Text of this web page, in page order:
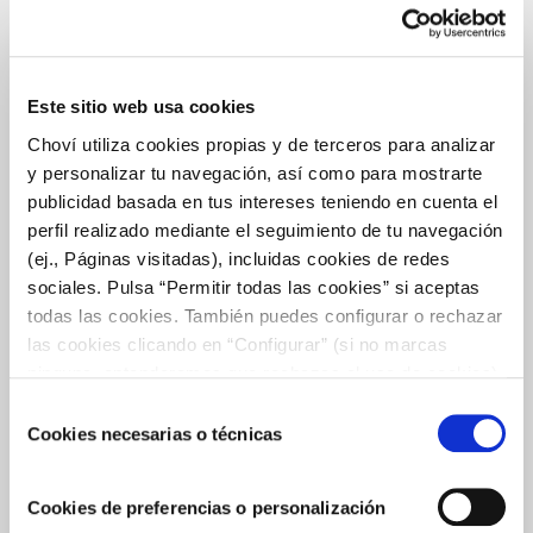
Este sitio web usa cookies
Choví utiliza cookies propias y de terceros para analizar
y personalizar tu navegación, así como para mostrarte
publicidad basada en tus intereses teniendo en cuenta el
perfil realizado mediante el seguimiento de tu navegación
(ej., Páginas visitadas), incluidas cookies de redes
sociales. Pulsa “Permitir todas las cookies” si aceptas
todas las cookies. También puedes configurar o rechazar
las cookies clicando en “Configurar” (si no marcas
COOKIES.
deCookies necesarias o técnicas
Cookies de preferencias o personalización
NO SOLO PARA NACHOS: IDEAS ORIGINALES
PARA DISFRUTAR EL SALSEO DE CHOVÍ TODO EL
AÑO
Hay sabores que se asocian a un plan muy concreto: una peli a
un cuenco de nachos y un dip al centro; un partido de fútbol a
unas patatas al horno y una buena salsa